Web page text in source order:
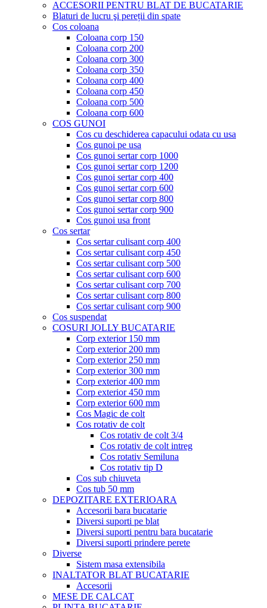
ACCESORII PENTRU BLAT DE BUCATARIE
Blaturi de lucru şi pereții din spate
Cos coloana
Coloana corp 150
Coloana corp 200
Coloana corp 300
Coloana corp 350
Coloana corp 400
Coloana corp 450
Coloana corp 500
Coloana corp 600
COS GUNOI
Cos cu deschiderea capacului odata cu usa
Cos gunoi pe usa
Cos gunoi sertar corp 1000
Cos gunoi sertar corp 1200
Cos gunoi sertar corp 400
Cos gunoi sertar corp 600
Cos gunoi sertar corp 800
Cos gunoi sertar corp 900
Cos gunoi usa front
Cos sertar
Cos sertar culisant corp 400
Cos sertar culisant corp 450
Cos sertar culisant corp 500
Cos sertar culisant corp 600
Cos sertar culisant corp 700
Cos sertar culisant corp 800
Cos sertar culisant corp 900
Cos suspendat
COSURI JOLLY BUCATARIE
Corp exterior 150 mm
Corp exterior 200 mm
Corp exterior 250 mm
Corp exterior 300 mm
Corp exterior 400 mm
Corp exterior 450 mm
Corp exterior 600 mm
Cos Magic de colt
Cos rotativ de colt
Cos rotativ de colt 3/4
Cos rotativ de colt intreg
Cos rotativ Semiluna
Cos rotativ tip D
Cos sub chiuveta
Cos tub 50 mm
DEPOZITARE EXTERIOARA
Accesorii bara bucatarie
Diversi suporti pe blat
Diversi suporti pentru bara bucatarie
Diversi suporti prindere perete
Diverse
Sistem masa extensibila
INALTATOR BLAT BUCATARIE
Accesorii
MESE DE CALCAT